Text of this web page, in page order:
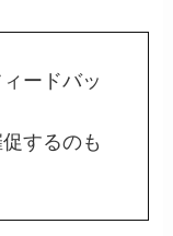
ードバッ
するのも